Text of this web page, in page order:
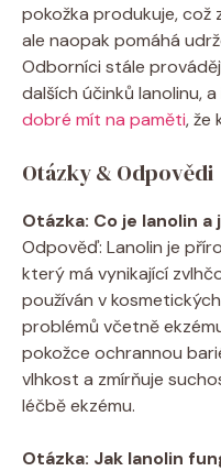
pokožka produkuje, což
ale naopak pomáhá⁣
Odborníci stále
dalších účinků lanolinu,
dobré mít na paměti, že
Otázky & Odpovědi
Otázka: Co​ je lanolin
Odpověď: Lanolin je
který má ‌vynikající
používán v
problémů včetně
pokožce ochrannou
vlhkost a zmírňuje​
léčbě⁣ ekzému.
Otázka: Jak lanolin